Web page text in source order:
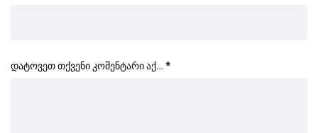
დატოვეთ თქვენი კომენტარი აქ… *